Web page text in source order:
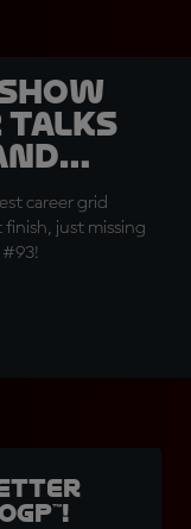
talks
career grid
just missing
#93!